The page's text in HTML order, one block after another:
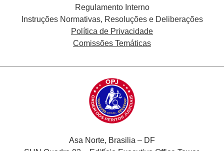
Regulamento Interno
Instruções Normativas, Resoluções e Deliberações
Política de Privacidade
Comissões Temáticas
Asa Norte, Brasilia – DF